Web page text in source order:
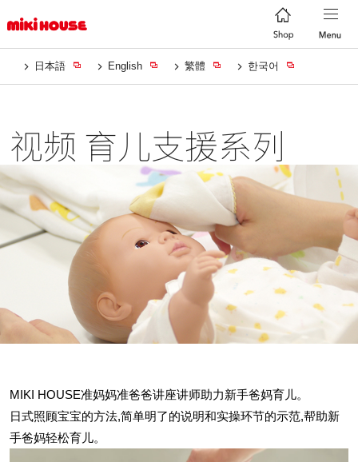
日本語 English 繁體 한국어
视频 育儿支援系列
MIKI HOUSE准妈妈准爸爸讲座讲师助力新手爸妈育儿。
日式照顾宝宝的方法,简单明了的说明和实操环节的示范,帮助新
手爸妈轻松育儿。